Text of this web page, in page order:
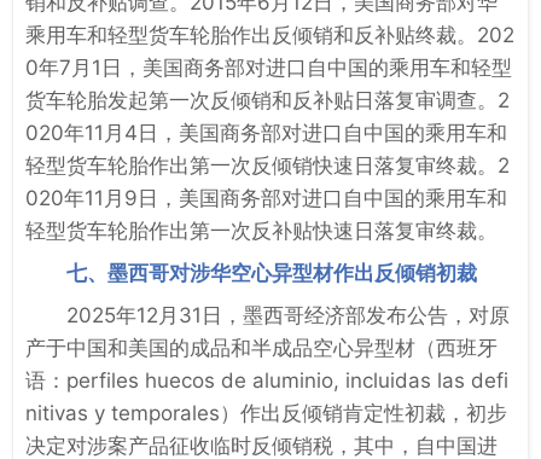
乘用车和轻型货车轮胎作出反倾销和反补贴终裁。202
0年7月1日，美国商务部对进口自中国的乘用车和轻型
货车轮胎发起第一次反倾销和反补贴日落复审调查。2
020年11月4日，美国商务部对进口自中国的乘用车和
轻型货车轮胎作出第一次反倾销快速日落复审终裁。2
020年11月9日，美国商务部对进口自中国的乘用车和
轻型货车轮胎作出第一次反补贴快速日落复审终裁。
七、墨西哥对涉华空心异型材作出反倾销初裁
2025年12月31日，墨西哥经济部发布公告，对原
产于中国和美国的成品和半成品空心异型材（西班牙
语：perfiles huecos de aluminio, incluidas las defi
nitivas y temporales）作出反倾销肯定性初裁，初步
决定对涉案产品征收临时反倾销税，其中，自中国进